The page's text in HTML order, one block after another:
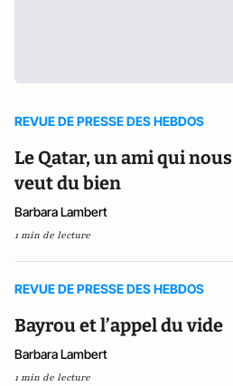
REVUE DE PRESSE DES HEBDOS
Le Qatar, un ami qui nous
veut du bien
Barbara Lambert
1 min de lecture
REVUE DE PRESSE DES HEBDOS
Bayrou et l’appel du vide
Barbara Lambert
1 min de lecture